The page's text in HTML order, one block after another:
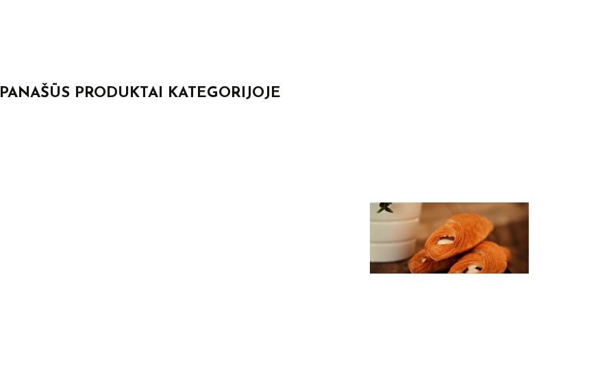
PANAŠŪS PRODUKTAI KATEGORIJOJE